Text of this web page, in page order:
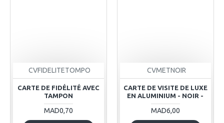
CVFIDELITETOMPO
CARTE DE FIDÉLITÉ AVEC
TAMPON
MAD0,70
CVMETNOIR
CARTE DE VISITE DE LUXE
EN ALUMINIUM - NOIR -
MAD6,00